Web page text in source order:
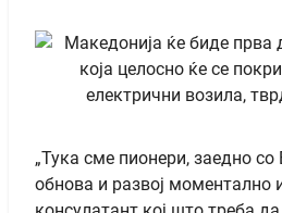
„Тука сме пионери, заедно
обнова и развој моментално